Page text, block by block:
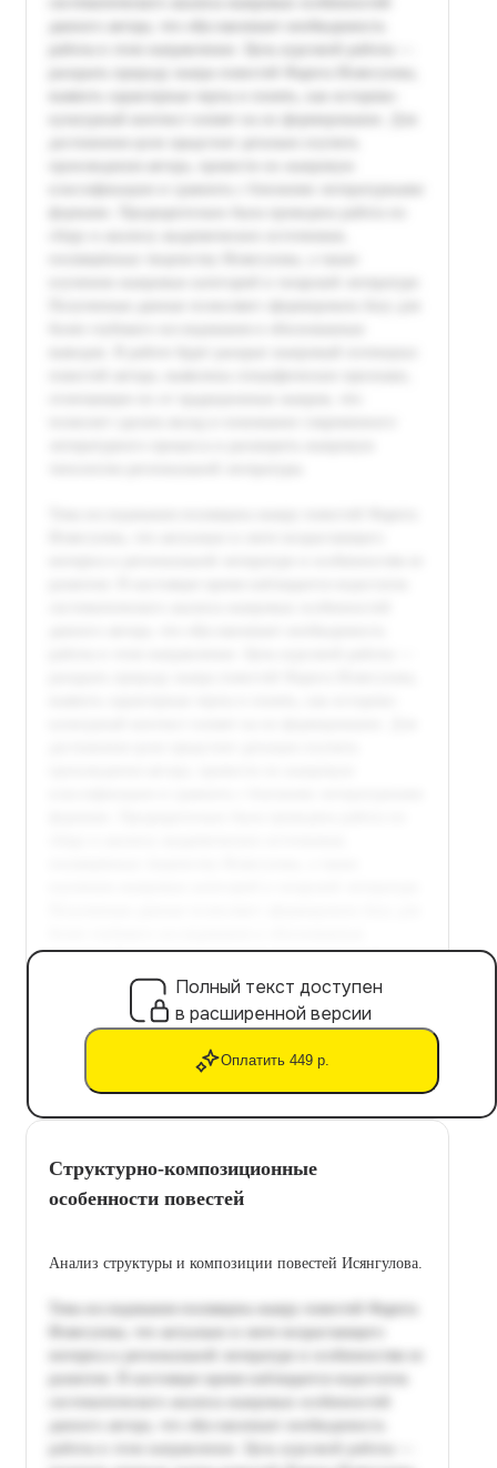
Полный текст доступен
в расширенной версии
Оплатить 449 р.
Структурно-композиционные
особенности повестей
Анализ структуры и композиции повестей Исянгулова.